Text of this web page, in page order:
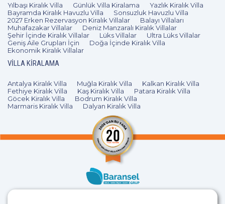
Yılbaşı Kiralık Villa Günlük Villa Kiralama
Yazlık Kiralık Villa
Bayramda Kiralık Havuzlu Villa
Sonsuzluk Havuzlu Villa
2027 Erken Rezervasyon Kiralık Villalar
Balayı Villaları
Muhafazakar Villalar
Deniz Manzaralı Kiralık Villalar
Şehir İçinde Kiralık Villalar
Lüks Villalar
Ultra Lüks Villalar
Geniş Aile Grupları İçin
Doğa İçinde Kiralık Villa
Ekonomik Kiralık Villalar
VILLA KIRALAMA
Antalya Kiralık Villa Muğla Kiralık Villa
Kalkan Kiralık Villa
Fethiye Kiralık Villa
Kaş Kiralık Villa
Patara Kiralık Villa
Göcek Kiralık Villa
Bodrum Kiralık Villa
Marmaris Kiralık Villa
Dalyan Kiralık Villa